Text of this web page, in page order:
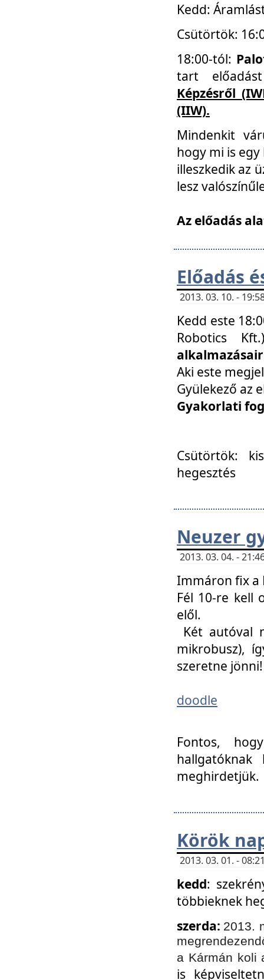
Kedd:
Csütörtök:
18:00-tól:
tart
Képzésről
(IIW).
Mindenkit
hogy mi is
illeszkedik az
lesz
Az előadás
Előadás
2013. 03. 10. -
Kedd este
Robotics
Aki este
Gyülekező az
Gyakorlati
Csütörtök:
hegesztés
Neuzer
2013. 03. 04. -
Immáron fix a
Fél 10-re kell
elől.
Két autóval
mikrobusz),
szeretne jönni!
doodle
Fontos,
meghirdetjük.
Körök
2013. 03. 01. -
kedd:
többieknek
szerda: 2013.
a Kármán koli
is